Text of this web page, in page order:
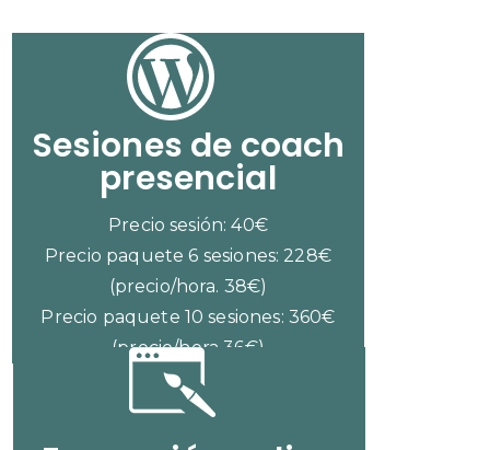
Sesiones de coach
presencial
Precio sesión: 40€
Precio paquete 6 sesiones: 228€
(precio/hora. 38€)
Precio paquete 10 sesiones: 360€
(precio/hora 36€)